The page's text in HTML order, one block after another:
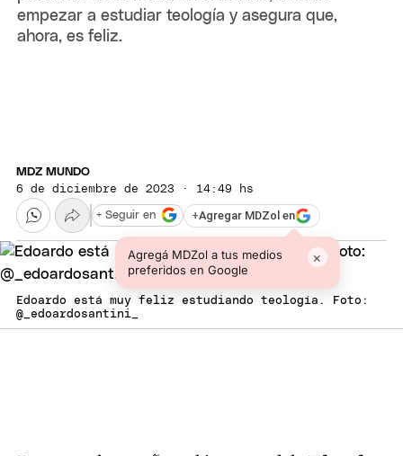
empezar a estudiar teología y asegura que,
ahora, es feliz.
MDZ MUNDO
6 de diciembre de 2023 · 14:49 hs
+Agregar MDZol en
Agregá MDZol a tus medios
preferidos en Google
×
+ Seguir en
Edoardo está muy feliz estudiando teología. Foto:
@_edoardosantini_